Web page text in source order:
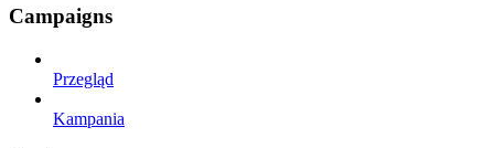
Campaigns
Przegląd
Kampania